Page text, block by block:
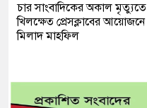
চার সাংবাদিকের অকাল মৃত্যুতে
খিলক্ষেত প্রেসক্লাবের আয়োজনে
মিলাদ মাহফিল